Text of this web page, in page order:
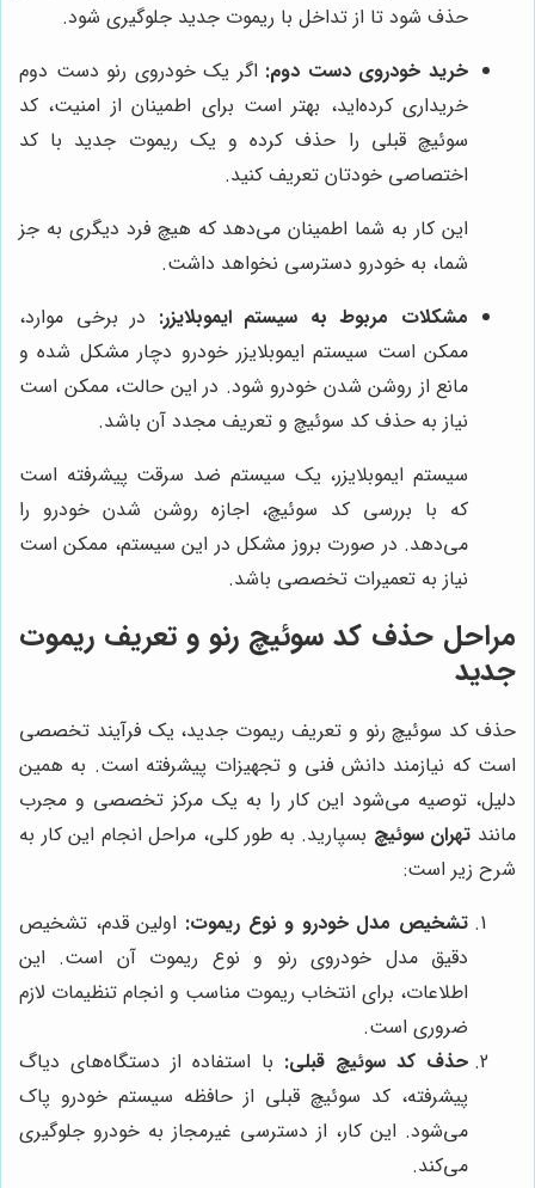
حذف شود تا از تداخل با ریموت جدید جلوگیری شود.
خرید خودروی دست دوم: اگر یک خودروی رنو دست دوم
خریداری کرده‌اید، بهتر است برای اطمینان از امنیت، کد
سوئیچ قبلی را حذف کرده و یک ریموت جدید با کد
اختصاصی خودتان تعریف کنید.
این کار به شما اطمینان می‌دهد که هیچ فرد دیگری به جز
شما، به خودرو دسترسی نخواهد داشت.
مشکلات مربوط به سیستم ایموبلایزر: در برخی موارد،
ممکن است سیستم ایموبلایزر خودرو دچار مشکل شده و
مانع از روشن شدن خودرو شود. در این حالت، ممکن است
نیاز به حذف کد سوئیچ و تعریف مجدد آن باشد.
سیستم ایموبلایزر، یک سیستم ضد سرقت پیشرفته است
که با بررسی کد سوئیچ، اجازه روشن شدن خودرو را
می‌دهد. در صورت بروز مشکل در این سیستم، ممکن است
نیاز به تعمیرات تخصصی باشد.
مراحل حذف کد سوئیچ رنو و تعریف ریموت
جدید
حذف کد سوئیچ رنو و تعریف ریموت جدید، یک فرآیند تخصصی
است که نیازمند دانش فنی و تجهیزات پیشرفته است. به همین
دلیل، توصیه می‌شود این کار را به یک مرکز تخصصی و مجرب
مانند تهران سوئیچ بسپارید. به طور کلی، مراحل انجام این کار به
شرح زیر است:
تشخیص مدل خودرو و نوع ریموت: اولین قدم، تشخیص
دقیق مدل خودروی رنو و نوع ریموت آن است. این
اطلاعات، برای انتخاب ریموت مناسب و انجام تنظیمات لازم
ضروری است.
حذف کد سوئیچ قبلی: با استفاده از دستگاه‌های دیاگ
پیشرفته، کد سوئیچ قبلی از حافظه سیستم خودرو پاک
می‌شود. این کار، از دسترسی غیرمجاز به خودرو جلوگیری
می‌کند.